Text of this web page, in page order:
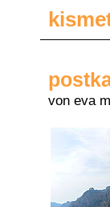
von eva